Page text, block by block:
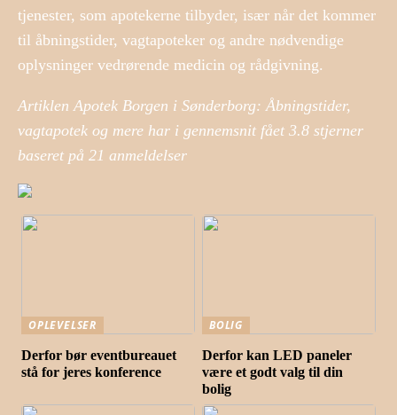
tjenester, som apotekerne tilbyder, især når det kommer
til åbningstider, vagtapoteker og andre nødvendige
oplysninger vedrørende medicin og rådgivning.
Artiklen Apotek Borgen i Sønderborg: Åbningstider,
vagtapotek og mere har i gennemsnit fået 3.8 stjerner
baseret på 21 anmeldelser
OPLEVELSER
Derfor bør eventbureauet
stå for jeres konference
BOLIG
Derfor kan LED paneler
være et godt valg til din
bolig